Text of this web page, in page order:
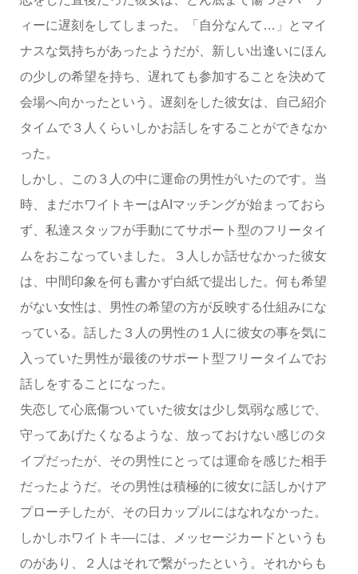
ィーに遅刻をしてしまった。「自分なんて…」とマイ
ナスな気持ちがあったようだが、新しい出逢いにほん
の少しの希望を持ち、遅れても参加することを決めて
会場へ向かったという。遅刻をした彼女は、自己紹介
タイムで３人くらいしかお話しをすることができなか
った。
しかし、この３人の中に運命の男性がいたのです。当
時、まだホワイトキーはAIマッチングが始まっておら
ず、私達スタッフが手動にてサポート型のフリータイ
ムをおこなっていました。３人しか話せなかった彼女
は、中間印象を何も書かず白紙で提出した。何も希望
がない女性は、男性の希望の方が反映する仕組みにな
っている。話した３人の男性の１人に彼女の事を気に
入っていた男性が最後のサポート型フリータイムでお
話しをすることになった。
失恋して心底傷ついていた彼女は少し気弱な感じで、
守ってあげたくなるような、放っておけない感じのタ
イプだったが、その男性にとっては運命を感じた相手
だったようだ。その男性は積極的に彼女に話しかけア
プローチしたが、その日カップルにはなれなかった。
しかしホワイトキ―には、メッセージカードというも
のがあり、２人はそれで繋がったという。それからも